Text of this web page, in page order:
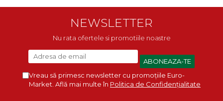
NEWSLETTER
Nu rata ofertele si promotiile noastre
Vreau să primesc newsletter cu promoțiile Euro-
Market. Află mai multe în Politica de Confidențialitate